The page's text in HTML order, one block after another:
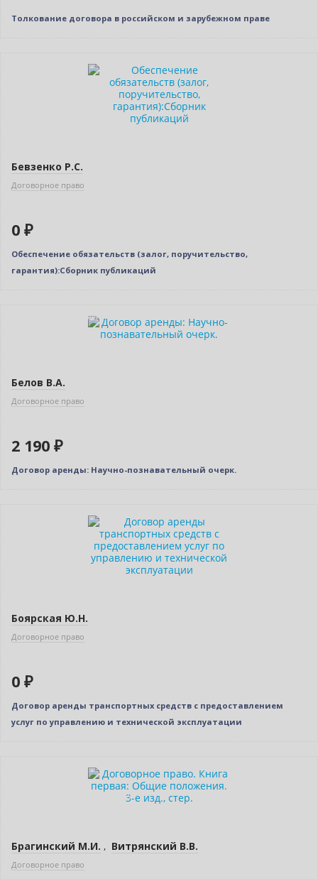
Толкование договора в российском и зарубежном праве
Бевзенко Р.С.
Договорное право
0 ₽
Обеспечение обязательств (залог, поручительство,
гарантия):Сборник публикаций
Индивидуальный подход
Белов В.А.
Договорное право
2 190 ₽
Договор аренды: Научно-познавательный очерк.
Боярская Ю.Н.
Договорное право
0 ₽
Договор аренды транспортных средств с предоставлением
услуг по управлению и технической эксплуатации
Индивидуальный подход
Брагинский М.И. , Витрянский В.В.
Договорное право